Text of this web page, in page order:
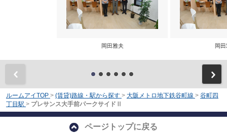
岡田雅夫 岡
ルームアイTOP > (賃貸)路線・駅から探す > 大阪メトロ地下鉄谷町線 > 谷町四
丁目駅 > プレサンス大手前パークサイドⅡ
ページトップに戻る